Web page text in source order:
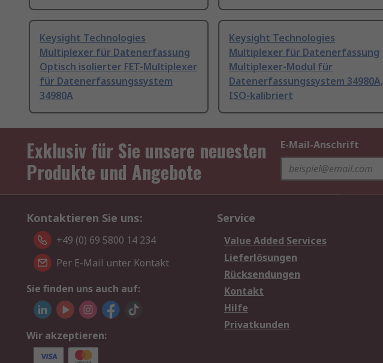
Keysight Technologies
Multiplexer für Datenerfassung
Optisch isolierter FET-Multiplexer
für Datenerfassungssystem
34980A
Keysight Technologies
Multiplexer für Datenerfassung
Multiplexer-Modul für
Datenerfassungssystem 34980A,
ISO-kalibriert
Exklusiv für Sie unsere neuesten
Produkte und Angebote
E-Mail-Anschrift
Kontaktieren Sie uns:
+49 (0) 69 5800 14 234
Per E-Mail unter Kontakt
Sie finden uns auch auf:
Wir akzeptieren:
Service
Value Added Services
Lieferlösungen
Rücksendungen
Kontakt
Hilfe
Privatkunden